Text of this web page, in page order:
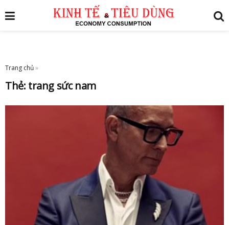
Trang chủ»
Thẻ: trang sức nam